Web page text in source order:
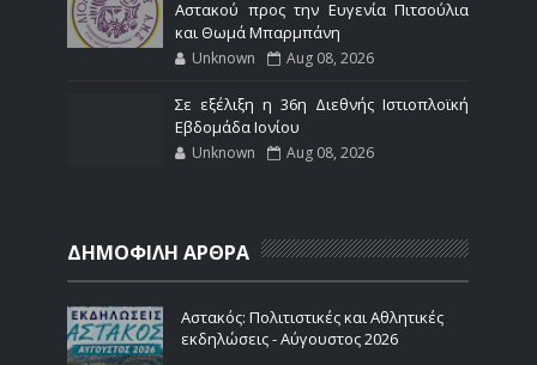
Αστακού προς την Ευγενία Πιτσούλια
και Θωμά Μπαρμπάνη
Unknown Aug 08, 2026
Σε εξέλιξη η 36η Διεθνής Ιστιοπλοϊκή
Εβδομάδα Ιονίου
Unknown Aug 08, 2026
ΔΗΜΟΦΙΛΗ ΑΡΘΡΑ
Αστακός: Πολιτιστικές και Αθλητικές
εκδηλώσεις - Αύγουστος 2026